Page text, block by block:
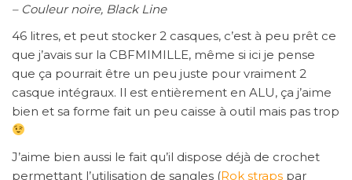
– Couleur noire, Black Line
46 litres, et peut stocker 2 casques, c’est à peu prêt ce
que j’avais sur la CBFMIMILLE, même si ici je pense
que ça pourrait être un peu juste pour vraiment 2
casque intégraux. Il est entièrement en ALU, ça j’aime
bien et sa forme fait un peu caisse à outil mais pas trop
J’aime bien aussi le fait qu’il dispose déjà de crochet
permettant l’utilisation de sangles (Rok straps par